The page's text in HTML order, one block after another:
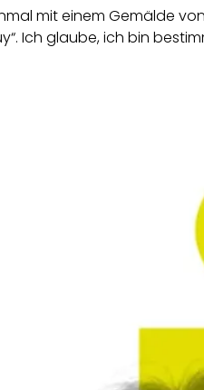
mit einem Gemälde
Ich glaube, ich bin